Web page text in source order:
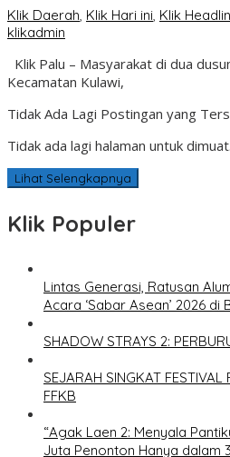
Klik Daerah Klik Hari ini Klik
klikadmin
Klik Palu – Masyarakat di dua
Kecamatan Kulawi,
Tidak Ada Lagi Postingan yang
Tidak ada lagi halaman untuk dimuat.
Lihat Selengkapnya
Klik Populer
Lintas Generasi, Ratusan
Acara ‘Sabar Asean’ 2026 di
SHADOW STRAYS 2:
SEJARAH SINGKAT
FFKB
“Agak Laen 2: Menyala
Juta Penonton Hanya dalam